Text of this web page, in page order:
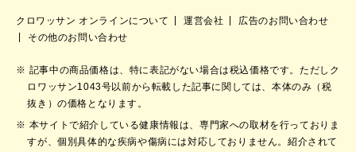
クロワッサン オンラインについて 運営会社
広告のお問い合わせ
その他のお問い合わせ
記事中の商品価格は、特に表記がない場合は税込価格です。ただしク
ロワッサン1043号以前から転載した記事に関しては、本体のみ（税
抜き）の価格となります。
本サイトで紹介している健康情報は、専門家への取材を行っておりま
すが、個別具体的な疾病や傷病には対応しておりません。紹介されて